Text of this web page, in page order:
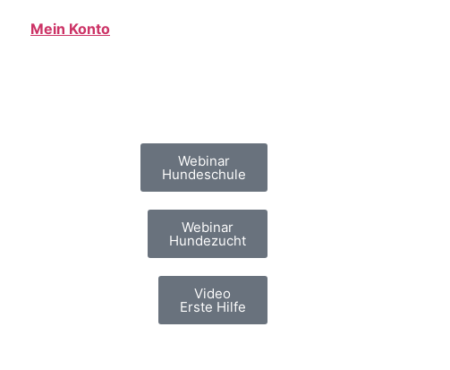
Mein Konto
Webinar
Hundeschule
Webinar
Hundezucht
Video
Erste Hilfe